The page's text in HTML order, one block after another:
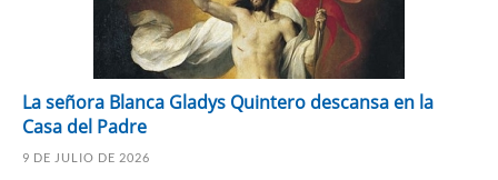
La señora Blanca Gladys Quintero descansa en la
Casa del Padre
9 DE JULIO DE 2026